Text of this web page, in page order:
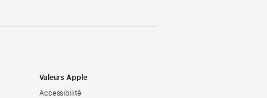
Valeurs Apple
Accessibilité